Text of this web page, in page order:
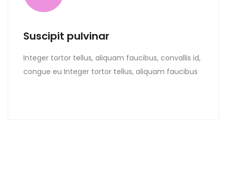
Suscipit pulvinar
Integer tortor tellus, aliquam faucibus, convallis id,
congue eu Integer tortor tellus, aliquam faucibus